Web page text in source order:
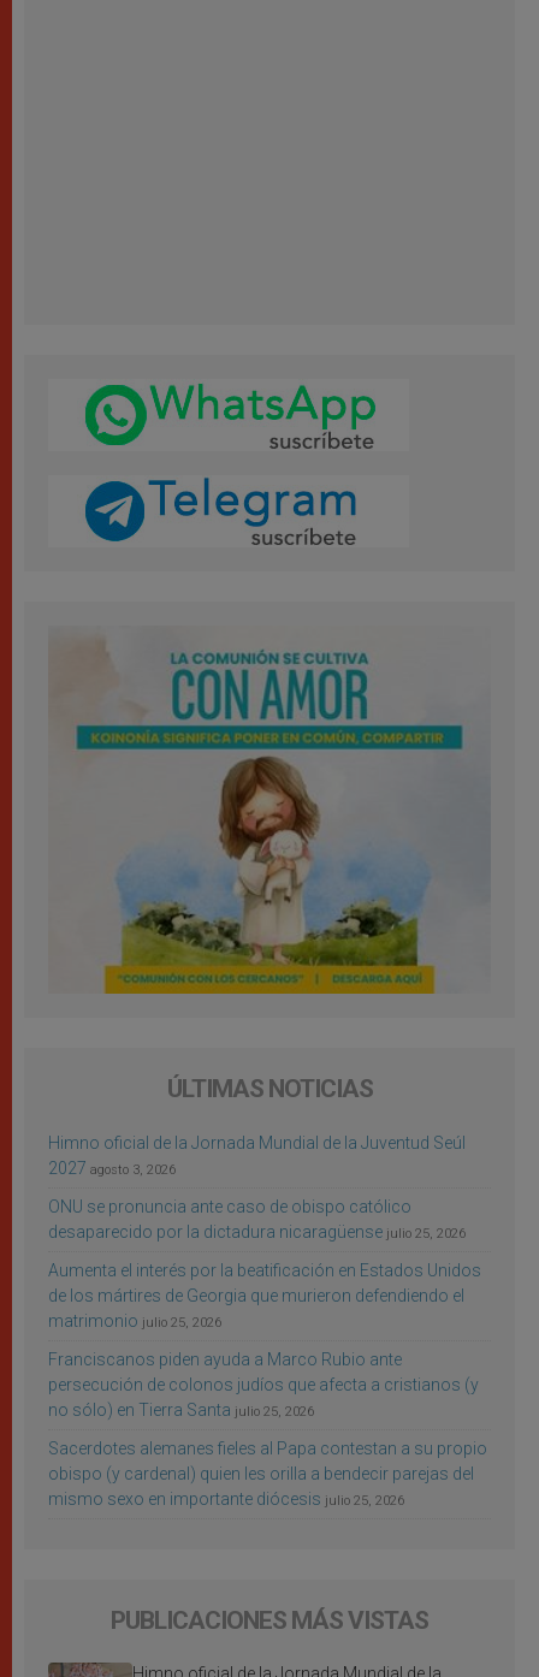
ÚLTIMAS NOTICIAS
Himno oficial de la Jornada Mundial de la Juventud Seúl
2027 agosto 3, 2026
ONU se pronuncia ante caso de obispo católico
desaparecido por la dictadura nicaragüense julio 25, 2026
Aumenta el interés por la beatificación en Estados Unidos
de los mártires de Georgia que murieron defendiendo el
matrimonio julio 25, 2026
Franciscanos piden ayuda a Marco Rubio ante
persecución de colonos judíos que afecta a cristianos (y
no sólo) en Tierra Santa julio 25, 2026
Sacerdotes alemanes fieles al Papa contestan a su propio
obispo (y cardenal) quien les orilla a bendecir parejas del
mismo sexo en importante diócesis julio 25, 2026
PUBLICACIONES MÁS VISTAS